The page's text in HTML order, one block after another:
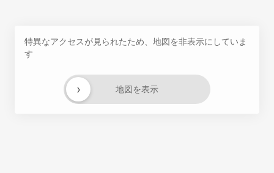
特異なアクセスが見られたため、地図を非表示にしていま
す
地図を表示
›